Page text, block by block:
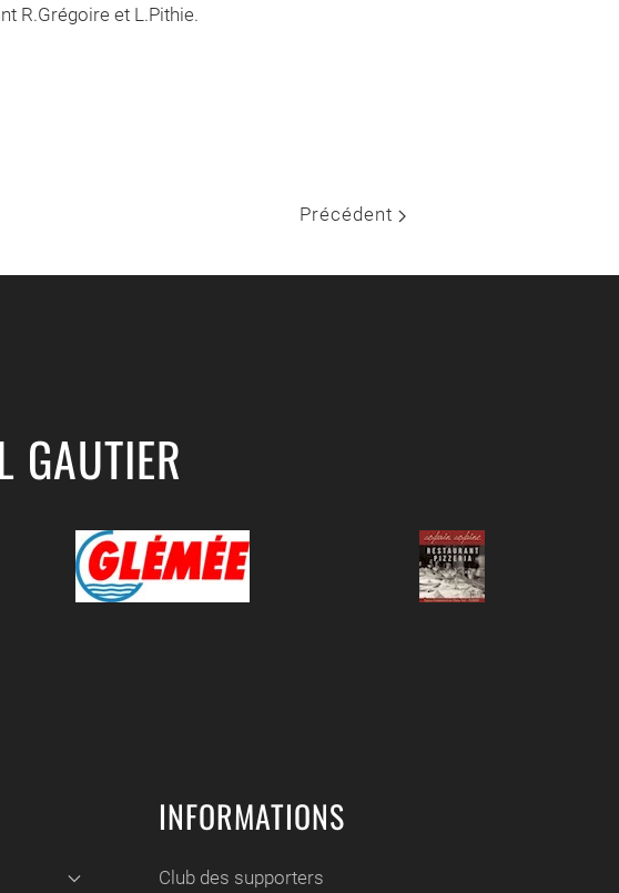
R.Grégoire et L.Pithie.
Précédent
GAUTIER
INFORMATIONS
Club des supporters